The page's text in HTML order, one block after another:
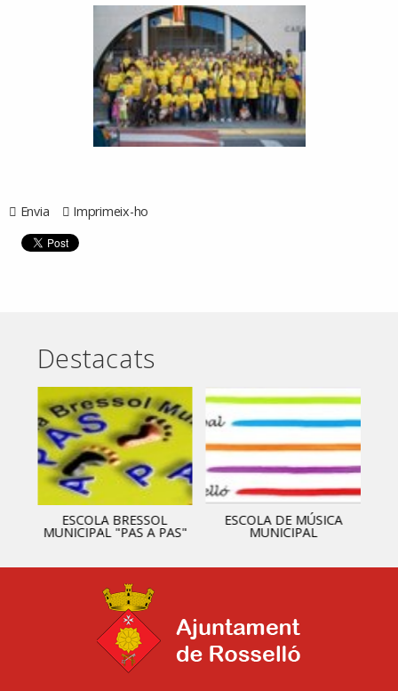
Envia Imprimeix-ho
Destacats
ESCOLA BRESSOL
MUNICIPAL "PAS A PAS"
ESCOLA DE MÚSICA
MUNICIPAL